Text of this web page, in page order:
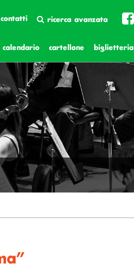
contatti ricerca avanzata
calendario cartellone biglietteria